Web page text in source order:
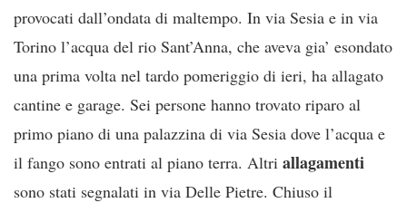
provocati dall’ondata di maltempo. In via Sesia e in via
Torino l’acqua del rio Sant’Anna, che aveva gia’ esondato
una prima volta nel tardo pomeriggio di ieri, ha allagato
cantine e garage. Sei persone hanno trovato riparo al
primo piano di una palazzina di via Sesia dove l’acqua e
il fango sono entrati al piano terra. Altri allagamenti
sono stati segnalati in via Delle Pietre. Chiuso il